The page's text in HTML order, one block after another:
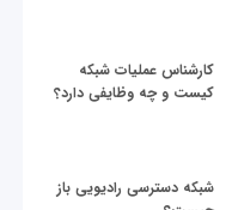
کارشناس عملیات شبکه
کیست و چه وظایفی دارد؟
شبکه دسترسی رادیویی باز